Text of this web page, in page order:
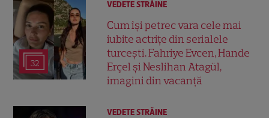
32
VEDETE STRĂINE
Cum își petrec vara cele mai
iubite actrițe din serialele
turcești. Fahriye Evcen, Hande
Erçel și Neslihan Atagül,
imagini din vacanță
VEDETE STRĂINE